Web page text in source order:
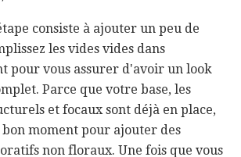
consiste à ajouter un peu de
les vides vides dans
pour vous assurer d'avoir un look
Parce que votre base, les
et focaux sont déjà en place,
bon moment pour ajouter des
non floraux. Une fois que vous